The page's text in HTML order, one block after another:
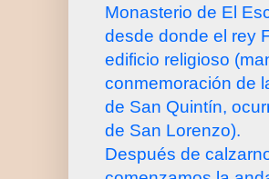
Monasterio de El
desde donde el rey
edificio religioso
conmemoración de
de San Quintín,
de San Lorenzo).
Después de